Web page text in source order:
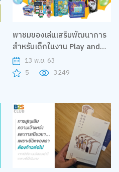
พาชมของเล่นเสริมพัฒนาการ
สำหรับเด็กในงาน Play and
Learn Fun fair
13 พ.ย. 63
5
3249